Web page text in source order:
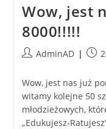
Wow, jest
8000!!!!!
AdminAD
Wow, jest nas już
witamy kolejne 50
młodzieżowych,
„Edukujesz-